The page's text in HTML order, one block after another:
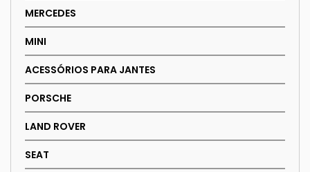
MERCEDES
MINI
ACESSÓRIOS PARA JANTES
PORSCHE
LAND ROVER
SEAT